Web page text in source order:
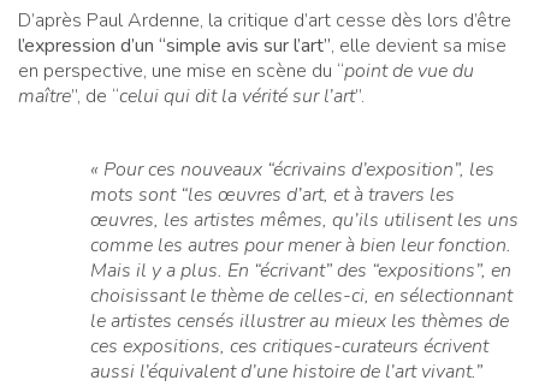
D’après Paul Ardenne, la critique d’art cesse dès lors d’être
l’expression d’un “simple avis sur l’art”, elle devient sa mise
en perspective, une mise en scène du “point de vue du
maître”, de “celui qui dit la vérité sur l’art”.
« Pour ces nouveaux “écrivains d’exposition”, les
mots sont “les œuvres d’art, et à travers les
œuvres, les artistes mêmes, qu’ils utilisent les uns
comme les autres pour mener à bien leur fonction.
Mais il y a plus. En “écrivant” des “expositions”, en
choisissant le thème de celles-ci, en sélectionnant
le artistes censés illustrer au mieux les thèmes de
ces expositions, ces critiques-curateurs écrivent
aussi l’équivalent d’une histoire de l’art vivant.”